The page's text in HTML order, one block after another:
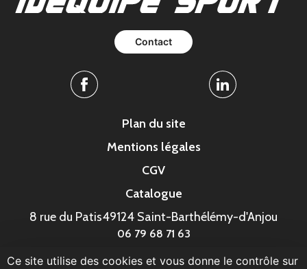
Contact
Facebook Linkedin
Plan du site
Mentions légales
CGV
Catalogue
8 rue du Patis49124 Saint-Barthélémy-d'Anjou
06 79 68 71 63
Ce site utilise des cookies et vous donne le contrôle sur